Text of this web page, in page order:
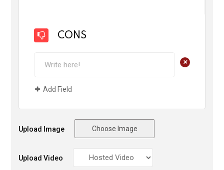
CONS
+
Add Field
Upload Image Choose Image
Upload Video